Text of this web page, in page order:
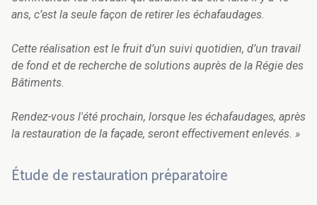
ans, c’est la seule façon de retirer les échafaudages.
Cette réalisation est le fruit d’un suivi quotidien, d’un travail
de fond et de recherche de solutions auprès de la Régie des
Bâtiments.
Rendez-vous l'été prochain, lorsque les échafaudages, après
la restauration de la façade, seront effectivement enlevés. »
Étude de restauration préparatoire